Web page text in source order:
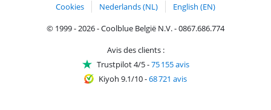
Cookies
Nederlands (NL)
English (EN)
© 1999 - 2026 - Coolblue België N.V. - 0867.686.774
Avis des clients :
Trustpilot 4/5-75 155 avis
Kiyoh 9.1/10-68 721 avis